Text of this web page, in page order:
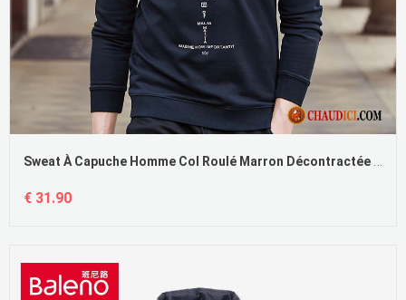
Sweat À Capuche Homme Col Roulé Marron Décontractée Chemise En Bas Tendance Impression Col Rond
€ 31.90